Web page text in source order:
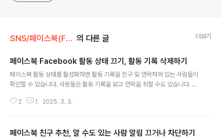
SNS/페이스북(Facebook) 의 다른 글 더보기
페이스북 Facebook 활동 상태 끄기, 활동 기록 삭제하기
페이스북 활동 상태를 활성화하면 활동 기록을 친구 및 연락처에 있는 사람들이
확인할 수 있습니다. 사람들은 활동 기록을 보고 연락을 취할 수도 있습니다. 이
야 합니다. 활동 상태를 해제하면 각 위치에서 친구들이 최근에 활동한 기록을
이스북 모바일 계정 완전 삭제하거나 탈퇴하는 방법l 페이스북 모바일 계정 비
2 1 2025. 3. 3.
페이스북 친구 추천, 알 수도 있는 사람 알림 끄거나 차단하기